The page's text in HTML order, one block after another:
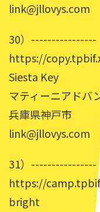
link@jllovys.com
30）----------------
https://
Siesta Key
マティーニアドバ
兵庫県神戸市
link@jllovys.com
31）----------------
https://
bright